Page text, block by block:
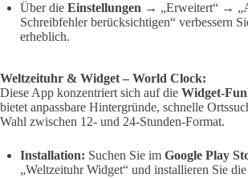
Über die Einstellungen → „Erweitert“ →
Schreibfehler berücksichtigen“ verbessern
erheblich.
Weltzeituhr & Widget – World Clock:
Diese App konzentriert sich auf die Widget-
bietet anpassbare Hintergründe, schnelle
Wahl zwischen 12- und 24-Stunden-Format.
Installation: Suchen Sie im Google Play
„Weltzeituhr Widget“ und installieren Sie